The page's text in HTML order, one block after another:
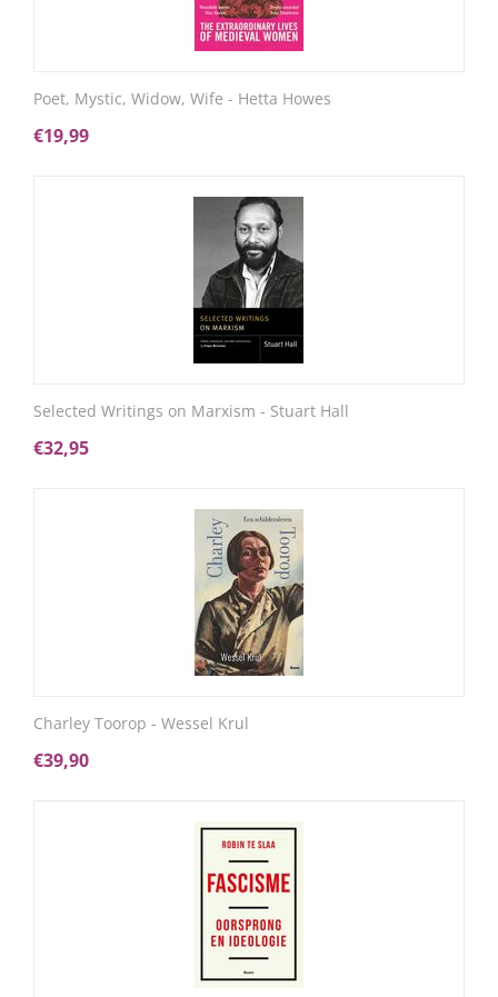
Poet, Mystic, Widow, Wife - Hetta Howes
€19,99
Selected Writings on Marxism - Stuart Hall
€32,95
Charley Toorop - Wessel Krul
€39,90